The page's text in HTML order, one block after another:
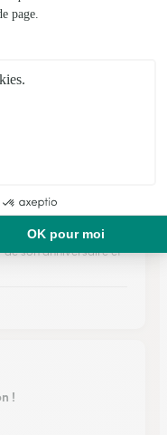
et en heure
de son anniversaire et
!